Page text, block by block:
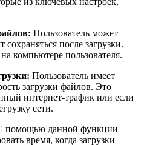
Пользователь может
после загрузки.
компьютере пользователя.
Пользователь имеет
загрузки файлов. Это
интернет-трафик или если
сети.
помощью данной функции
время, когда загрузки